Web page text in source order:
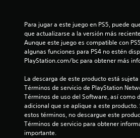
Para jugar a este juego en PS5, puede
que actualizarse a la versión más
Aunque este juego es compatible con
algunas funciones para PS4 no estén
PlayStation.com/bc para obtener más
La descarga de este producto está
Términos de servicio de PlayStation
Términos de uso del Software, así como
adicional que se aplique a este producto.
estos términos, no descargue este
Términos de servicio para obtener
importante.